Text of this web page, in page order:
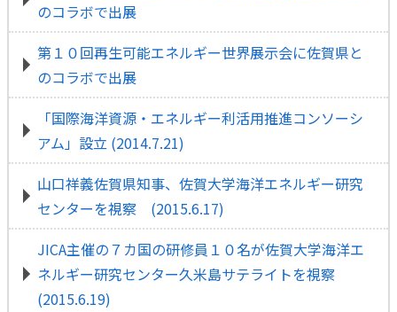
のコラボで出展
第１０回再生可能エネルギー世界展示会に佐賀県と
のコラボで出展
「国際海洋資源・エネルギー利活用推進コンソーシ
アム」設立 (2014.7.21)
山口祥義佐賀県知事、佐賀大学海洋エネルギー研究
センターを視察 (2015.6.17)
JICA主催の７カ国の研修員１０名が佐賀大学海洋エ
ネルギー研究センター久米島サテライトを視察
(2015.6.19)